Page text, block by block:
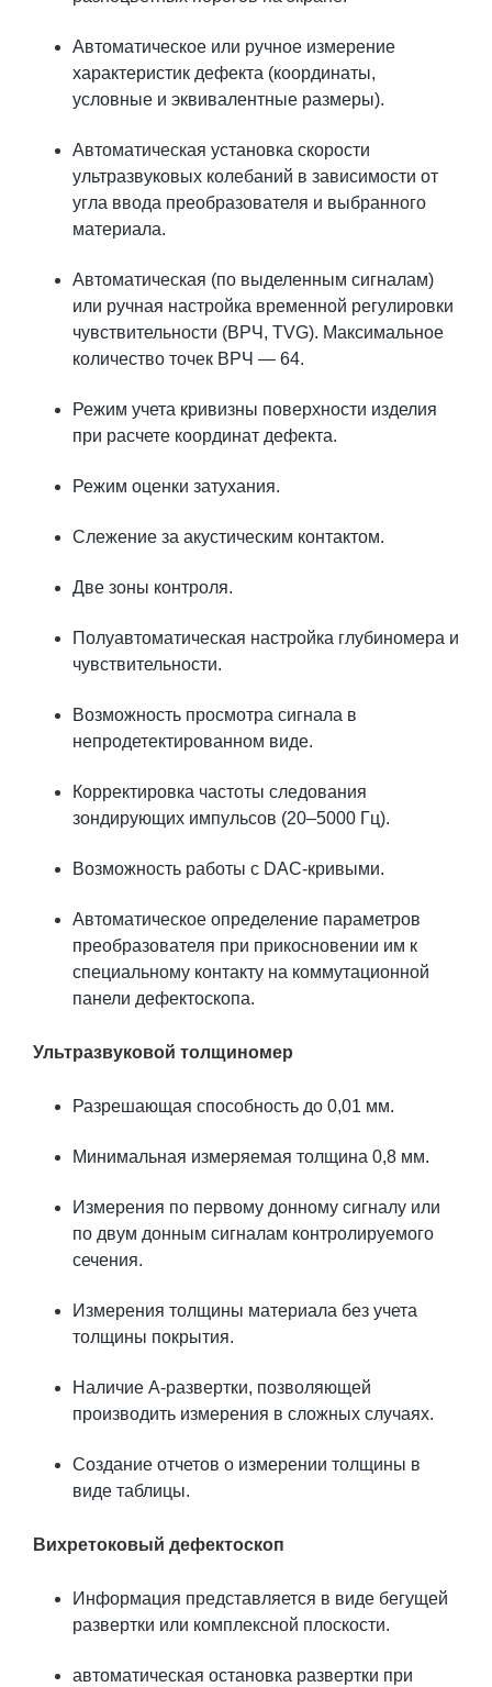
Автоматическое или ручное измерение
характеристик дефекта (координаты,
условные и эквивалентные размеры).
Автоматическая установка скорости
ультразвуковых колебаний в зависимости от
угла ввода преобразователя и выбранного
материала.
Автоматическая (по выделенным сигналам)
или ручная настройка временной регулировки
чувствительности (ВРЧ, TVG). Максимальное
количество точек ВРЧ — 64.
Режим учета кривизны поверхности изделия
при расчете координат дефекта.
Режим оценки затухания.
Слежение за акустическим контактом.
Две зоны контроля.
Полуавтоматическая настройка глубиномера и
чувствительности.
Возможность просмотра сигнала в
непродетектированном виде.
Корректировка частоты следования
зондирующих импульсов (20–5000 Гц).
Возможность работы с DAC-кривыми.
Автоматическое определение параметров
преобразователя при прикосновении им к
специальному контакту на коммутационной
панели дефектоскопа.
Ультразвуковой толщиномер
Разрешающая способность до 0,01 мм.
Минимальная измеряемая толщина 0,8 мм.
Измерения по первому донному сигналу или
по двум донным сигналам контролируемого
сечения.
Измерения толщины материала без учета
толщины покрытия.
Наличие А-развертки, позволяющей
производить измерения в сложных случаях.
Создание отчетов о измерении толщины в
виде таблицы.
Вихретоковый дефектоскоп
Информация представляется в виде бегущей
развертки или комплексной плоскости.
автоматическая остановка развертки при